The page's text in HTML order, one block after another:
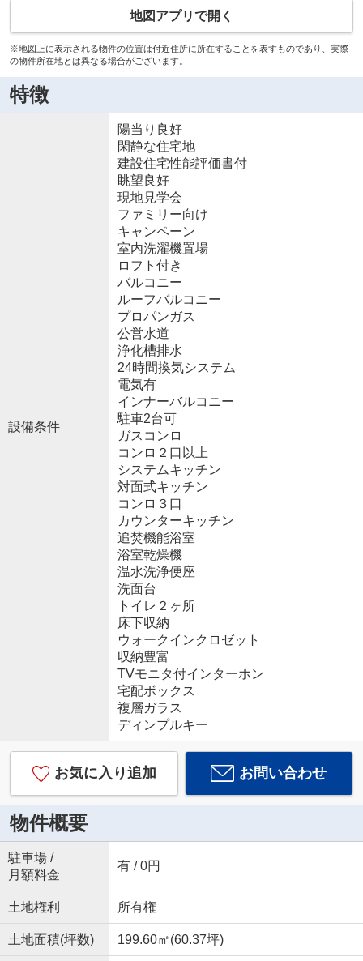
地図アプリで開く
※地図上に表示される物件の位置は付近住所に所在することを表すものであり、実際
の物件所在地とは異なる場合がございます。
特徴
設備条件
陽当り良好
閑静な住宅地
建設住宅性能評価書付
眺望良好
現地見学会
ファミリー向け
キャンペーン
室内洗濯機置場
ロフト付き
バルコニー
ルーフバルコニー
プロパンガス
公営水道
浄化槽排水
24時間換気システム
電気有
インナーバルコニー
駐車2台可
ガスコンロ
コンロ２口以上
システムキッチン
対面式キッチン
コンロ３口
カウンターキッチン
追焚機能浴室
浴室乾燥機
温水洗浄便座
洗面台
トイレ２ヶ所
床下収納
ウォークインクロゼット
収納豊富
TVモニタ付インターホン
宅配ボックス
複層ガラス
ディンプルキー
お気に入り追加 お問い合わせ
物件概要
駐車場 /
月額料金
有 / 0円
土地権利 所有権
土地面積(坪数) 199.60㎡(60.37坪)